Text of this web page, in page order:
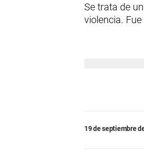
Se trata de
violencia.
19 de septiembre